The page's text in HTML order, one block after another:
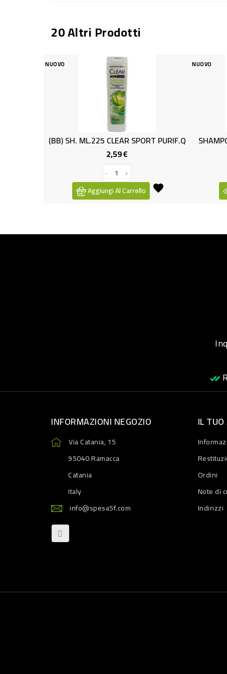
20 Altri Prodotti
CLEAR SPORT PURIF.Q
NUOVO
SHAMPOO FORTIF./
Aggiungi Al Carrello
INFORMAZIONI NEGOZIO
Via Catania, 15
95040 Ramacca
Catania
Italy
info@spesa5f.com
IL
Ordini
Note di
Indirizzi